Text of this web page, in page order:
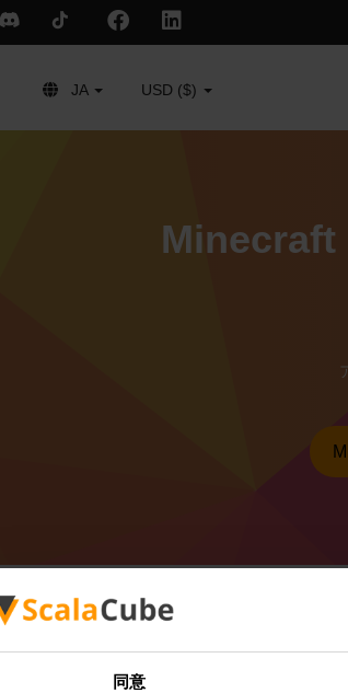
同意
JA USD ($)
Minecraft